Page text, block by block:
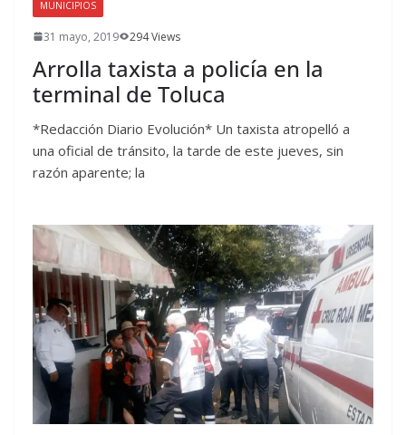
MUNICIPIOS
31 mayo, 2019 294 Views
Arrolla taxista a policía en la
terminal de Toluca
*Redacción Diario Evolución* Un taxista atropelló a
una oficial de tránsito, la tarde de este jueves, sin
razón aparente; la